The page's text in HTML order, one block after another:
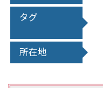
タグ
所在地